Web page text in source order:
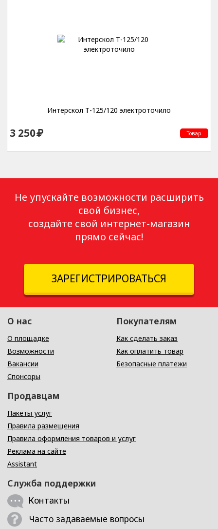
Интерскол Т-125/120 электроточило
3 250 Товар
Не упускайте возможности расширить
свой бизнес,
создайте свой интернет-магазин
прямо сейчас!
ЗАРЕГИСТРИРОВАТЬСЯ
О нас
О площадке
Возможности
Вакансии
Спонсоры
Покупателям
Как сделать заказ
Как оплатить товар
Безопасные платежи
Продавцам
Пакеты услуг
Правила размещения
Правила оформления товаров и услуг
Реклама на сайте
Assistant
Служба поддержки
Контакты
Часто задаваемые вопросы